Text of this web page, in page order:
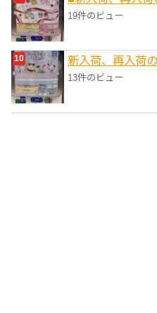
19件のビュー
新入荷、再入荷
13件のビュー